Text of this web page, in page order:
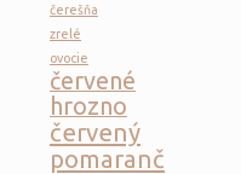
čerešňa
zrelé
ovocie
červené
hrozno
červený
pomaranč